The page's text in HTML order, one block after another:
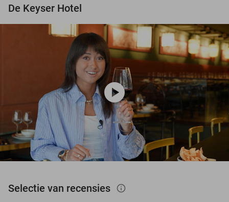
De Keyser Hotel
play_circle
Selectie van recensies info_outlined